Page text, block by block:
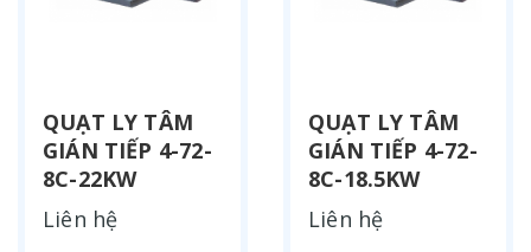
QUẠT LY TÂM
GIÁN TIẾP 4-72-
8C-22KW
Liên hệ
QUẠT LY TÂM
GIÁN TIẾP 4-72-
8C-18.5KW
Liên hệ